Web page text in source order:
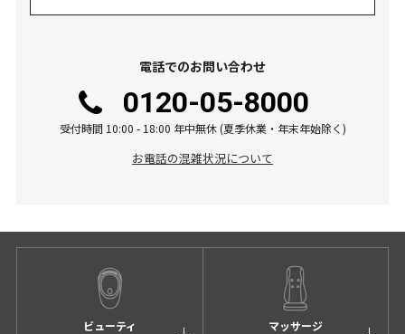
電話でのお問い合わせ
0120-05-8000
受付時間 10:00 - 18:00 年中無休 (夏季休業・年末年始除く)
お電話の混雑状況について
ビューティ マッサージ